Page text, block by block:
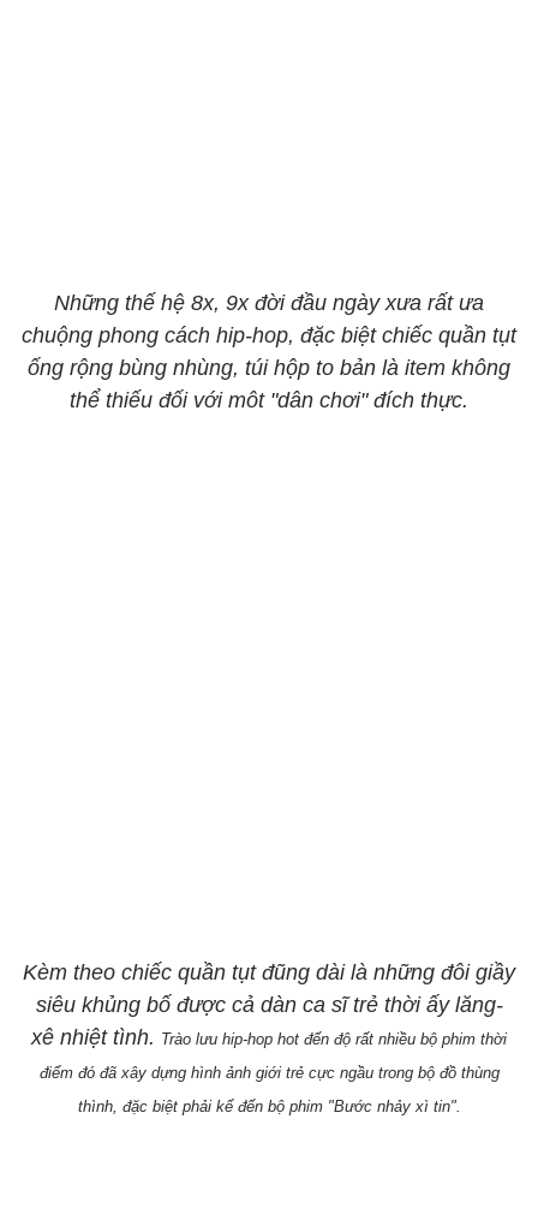
Những thế hệ 8x, 9x đời đầu ngày xưa rất ưa
chuộng phong cách hip-hop, đặc biệt chiếc quần tụt
ống rộng bùng nhùng, túi hộp to bản là item không
thể thiếu đối với môt "dân chơi" đích thực.
Kèm theo chiếc quần tụt đũng dài là những đôi giầy
siêu khủng bố được cả dàn ca sĩ trẻ thời ấy lăng-
xê nhiệt tình. Trào lưu hip-hop hot đến độ rất nhiều bộ phim thời
điểm đó đã xây dựng hình ảnh giới trẻ cực ngầu trong bộ đồ thùng
thình, đặc biệt phải kể đến bộ phim "Bước nhảy xì tin".